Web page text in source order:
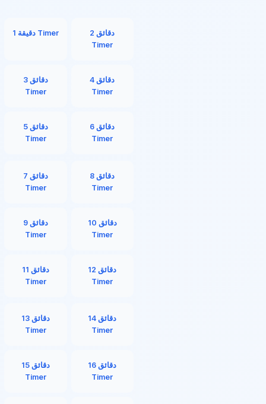
1 دقيقة Timer
2 دقائق
Timer
3 دقائق
Timer
4 دقائق
Timer
5 دقائق
Timer
6 دقائق
Timer
7 دقائق
Timer
8 دقائق
Timer
9 دقائق
Timer
10 دقائق
Timer
11 دقائق
Timer
12 دقائق
Timer
13 دقائق
Timer
14 دقائق
Timer
15 دقائق
Timer
16 دقائق
Timer